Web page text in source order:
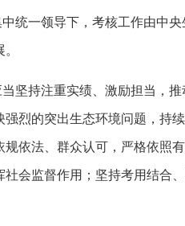
统一领导下，考核工作由中央
坚持注重实绩、激励担当，推
强烈的突出生态环境问题，持
规依法、群众认可，严格依照
社会监督作用；坚持考用结合